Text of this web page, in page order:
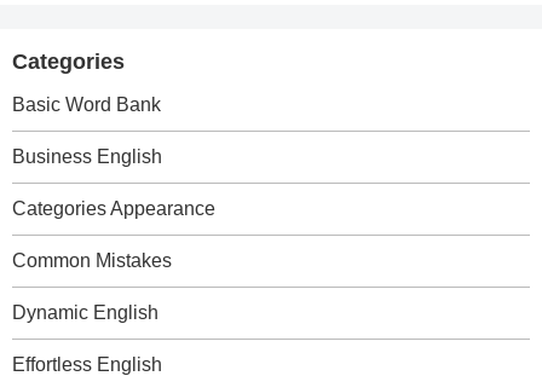
Categories
Basic Word Bank
Business English
Categories Appearance
Common Mistakes
Dynamic English
Effortless English